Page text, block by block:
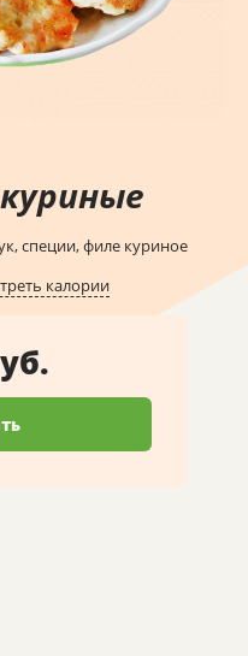
специи, филе куриное
калории